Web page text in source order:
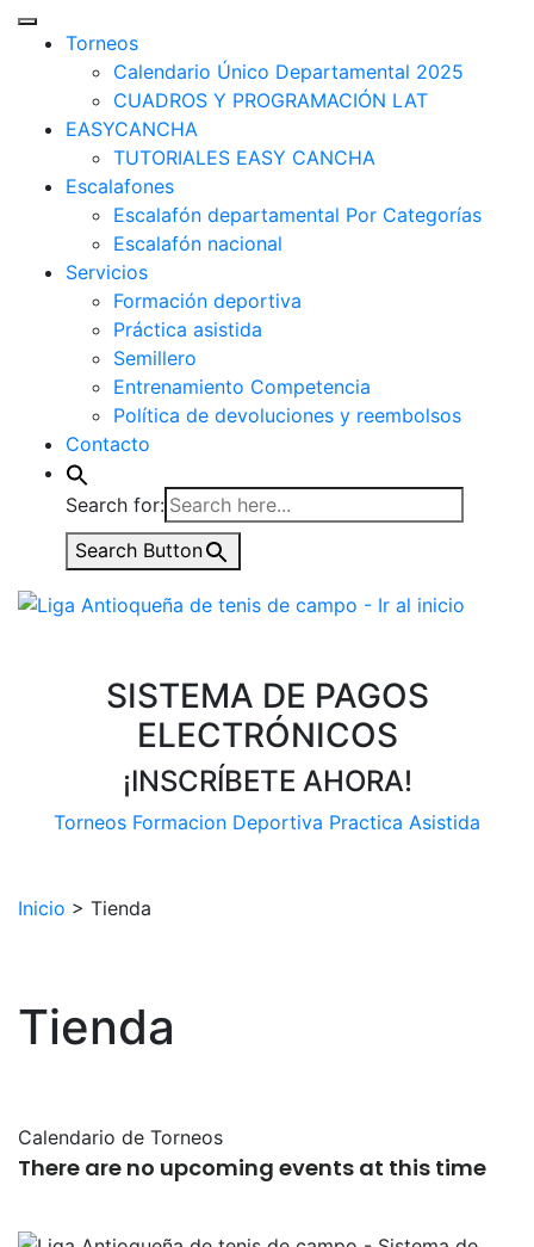
Torneos
Calendario Único Departamental 2025
CUADROS Y PROGRAMACIÓN LAT
EASYCANCHA
TUTORIALES EASY CANCHA
Escalafones
Escalafón departamental Por Categorías
Escalafón nacional
Servicios
Formación deportiva
Práctica asistida
Semillero
Entrenamiento Competencia
Política de devoluciones y reembolsos
Contacto
Search for:
Search Button
SISTEMA DE PAGOS
ELECTRÓNICOS
¡INSCRÍBETE AHORA!
Torneos Formacion Deportiva Practica Asistida
Inicio > Tienda
Tienda
Calendario de Torneos
There are no upcoming events at this time